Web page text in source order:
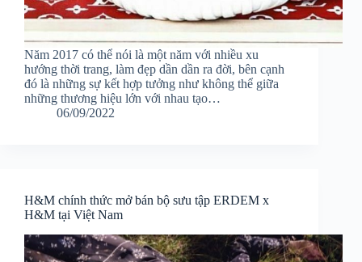
Năm 2017 có thể nói là một năm với nhiều xu
hướng thời trang, làm đẹp dần dần ra đời, bên cạnh
đó là những sự kết hợp tưởng như không thể giữa
những thương hiệu lớn với nhau tạo…
06/09/2022
H&M chính thức mở bán bộ sưu tập ERDEM x
H&M tại Việt Nam